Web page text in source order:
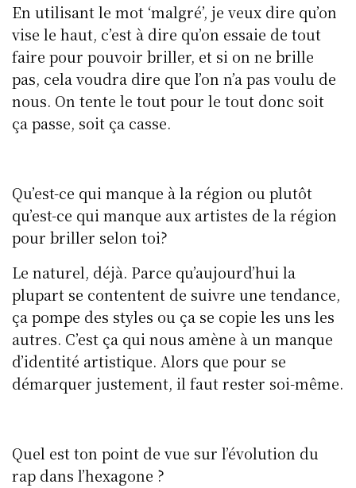
En utilisant le mot ‘malgré’, je veux dire qu’on
vise le haut, c’est à dire qu’on essaie de tout
faire pour pouvoir briller, et si on ne brille
pas, cela voudra dire que l’on n’a pas voulu de
nous. On tente le tout pour le tout donc soit
ça passe, soit ça casse.
Qu’est-ce qui manque à la région ou plutôt
qu’est-ce qui manque aux artistes de la région
pour briller selon toi?
Le naturel, déjà. Parce qu’aujourd’hui la
plupart se contentent de suivre une tendance,
ça pompe des styles ou ça se copie les uns les
autres. C’est ça qui nous amène à un manque
d’identité artistique. Alors que pour se
démarquer justement, il faut rester soi-même.
Quel est ton point de vue sur l’évolution du
rap dans l’hexagone ?